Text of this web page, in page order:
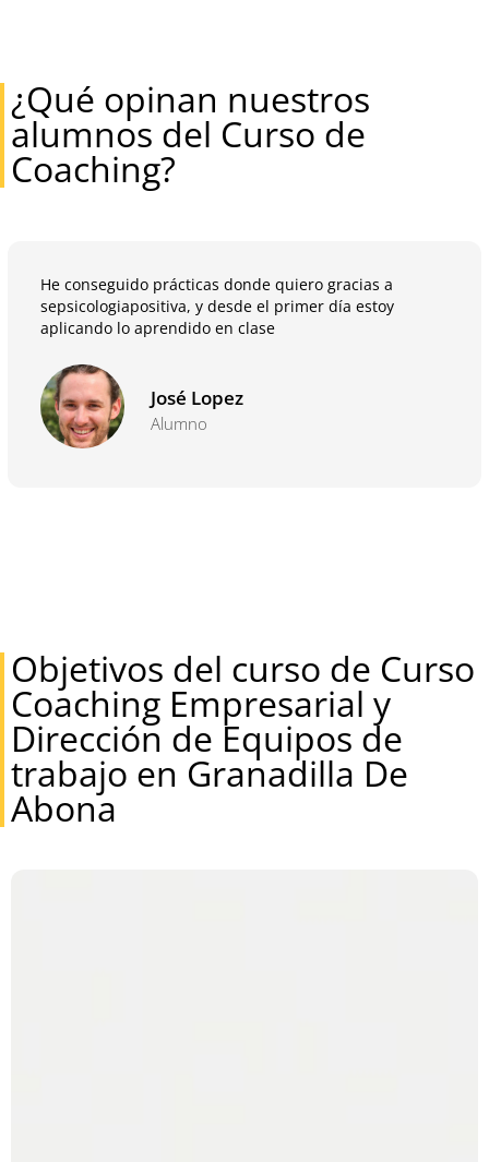
¿Qué opinan nuestros
alumnos del Curso de
Coaching?
He conseguido prácticas donde quiero gracias a
sepsicologiapositiva, y desde el primer día estoy
aplicando lo aprendido en clase
José Lopez
Alumno
Objetivos del curso de Curso
Coaching Empresarial y
Dirección de Equipos de
trabajo en Granadilla De
Abona